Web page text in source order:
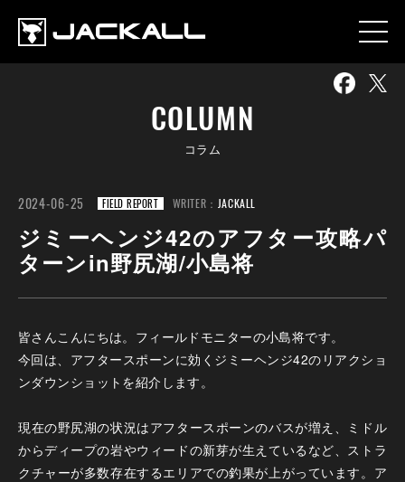
COLUMN
コラム
2024-06-25 FIELD REPORT WRITER： JACKALL
ジミーヘンジ42のアフター攻略パ
ターンin野尻湖/小島将
皆さんこんにちは。フィールドモニターの小島将です。
今回は、アフタースポーンに効くジミーヘンジ42のリアクショ
ンダウンショットを紹介します。
現在の野尻湖の状況はアフタースポーンのバスが増え、ミドル
からディープの岩やウィードの新芽が生えているなど、ストラ
クチャーが多数存在するエリアでの釣果が上がっています。ア